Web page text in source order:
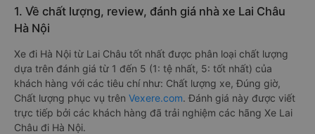
1. Về chất lượng, review, đánh giá nhà xe Lai Châu
Hà Nội
Xe đi Hà Nội từ Lai Châu tốt nhất được phân loại chất lượng
dựa trên đánh giá từ 1 đến 5 (1: tệ nhất, 5: tốt nhất) của
khách hàng với các tiêu chí như: Chất lượng xe, Đúng giờ,
Chất lượng phục vụ trên Vexere.com. Đánh giá này được viết
trực tiếp bởi các khách hàng đã trải nghiệm các hãng Xe Lai
Châu đi Hà Nội.